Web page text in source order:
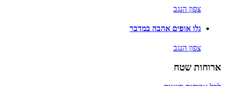
צפון הנגב
גלו אופים אהבה במדבר
צפון הנגב
ארוחות שטח